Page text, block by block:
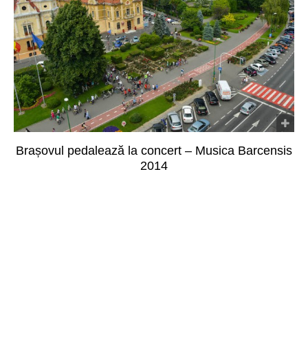
Brașovul pedalează la concert – Musica Barcensis
2014